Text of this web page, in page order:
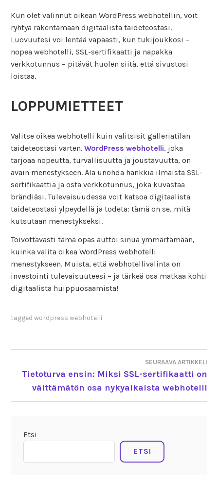
Kun olet valinnut oikean WordPress webhotellin, voit
ryhtyä rakentamaan digitaalista taideteostasi.
Luovuutesi voi lentää vapaasti, kun tukijoukkosi –
nopea webhotelli, SSL-sertifikaatti ja napakka
verkkotunnus – pitävät huolen siitä, että sivustosi
loistaa.
LOPPUMIETTEET
Valitse oikea webhotelli kuin valitsisit galleriatilan
taideteostasi varten.WordPress webhotelli, joka
tarjoaa nopeutta, turvallisuutta ja joustavuutta, on
avain menestykseen. Älä unohda hankkia ilmaista SSL-
sertifikaattia ja osta verkkotunnus, joka kuvastaa
brändiäsi. Tulevaisuudessa voit katsoa digitaalista
taideteostasi ylpeydellä ja todeta: tämä on se, mitä
kutsutaan menestykseksi.
Toivottavasti tämä opas auttoi sinua ymmärtämään,
kuinka valita oikea WordPress webhotelli
menestykseen. Muista, että webhotellivalinta on
investointi tulevaisuuteesi – ja tärkeä osa matkaa kohti
digitaalista huippuosaamista!
taggedwordpress webhotelli
ARTIKKELIEN
SELAUS
SEURAAVA ARTIKKELI
Tietoturva ensin: Miksi SSL-sertifikaatti on
välttämätön osa nykyaikaista webhotelli
Etsi
ETSI